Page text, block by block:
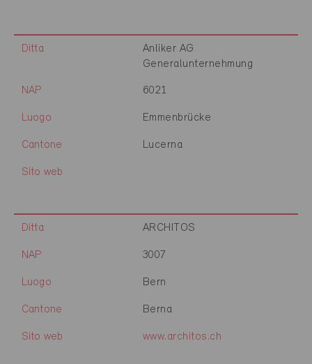
Ditta
Anliker AG
Generalunternehmung
NAP 6021
Luogo Emmenbrücke
Cantone Lucerna
Sito web
Ditta ARCHITOS
NAP 3007
Luogo Bern
Cantone Berna
Sito web www.architos.ch